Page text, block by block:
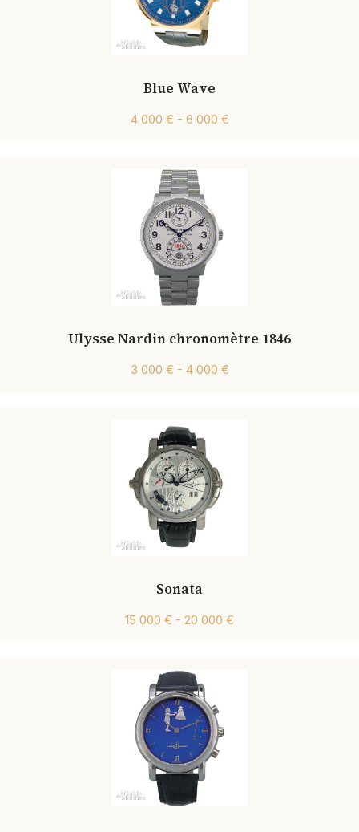
Blue Wave
4 000 € - 6 000 €
Ulysse Nardin chronomètre 1846
3 000 € - 4 000 €
Sonata
15 000 € - 20 000 €